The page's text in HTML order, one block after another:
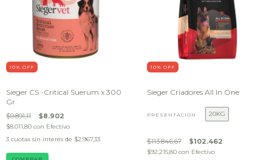
10% OFF
Sieger CS -Critical Suerum x 300
Gr
$9.891,11 $8.902
$8.011,80 con Efectivo
3 cuotas sin interés de $2.967,33
10% OFF
Sieger Criadores All In One
PRESENTACIÓN 20KG
$113.846,67 $102.462
$92.215,80 con Efectivo